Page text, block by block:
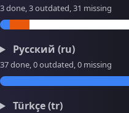
3 done, 3 outdated, 31 missing
Русский (ru)
37 done, 0 outdated, 0 missing
Türkçe (tr)